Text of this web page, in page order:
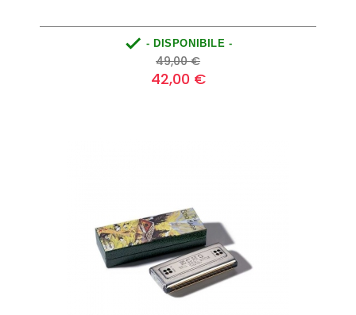
 - DISPONIBILE -
Prezzo
base
49,00 €Prezzo
42,00 €